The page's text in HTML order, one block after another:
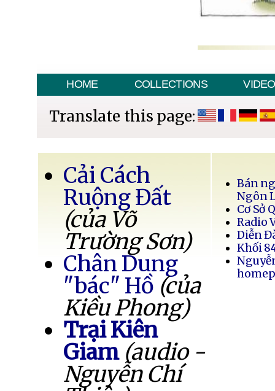
HOME COLLECTIONS VIDEO
Translate this page:
Cải Cách
Ruộng Đất
(của Võ
Trường Sơn)
Chân Dung
"bác" Hồ (của
Kiều Phong)
Trại Kiên
Giam (audio -
Nguyễn Chí
Bán
Ngôn
Cơ Sở
Radio
Diễn
Khối